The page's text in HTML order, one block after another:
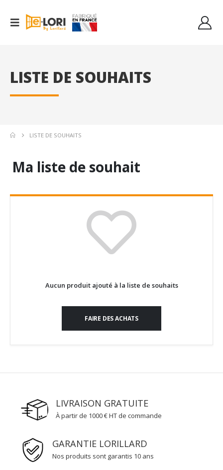
LISTE DE SOUHAITS
LISTE DE SOUHAITS
Ma liste de souhait
Aucun produit ajouté à la liste de souhaits
FAIRE DES ACHATS
LIVRAISON GRATUITE
À partir de 1000 € HT de commande
GARANTIE LORILLARD
Nos produits sont garantis 10 ans